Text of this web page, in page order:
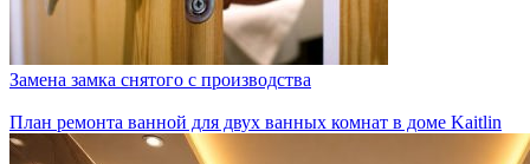
Замена замка снятого с производства
План ремонта ванной для двух ванных комнат в доме Kaitlin